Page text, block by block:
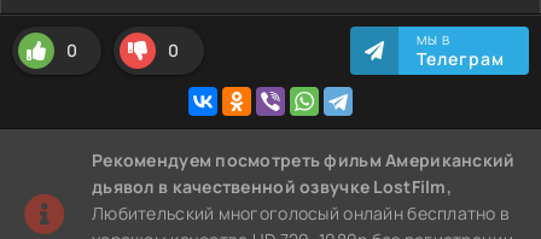
0 0 МЫ В
Телеграм
Рекомендуем посмотреть фильм Американский
дьявол в качественной озвучке LostFilm,
Любительский многоголосый онлайн бесплатно в